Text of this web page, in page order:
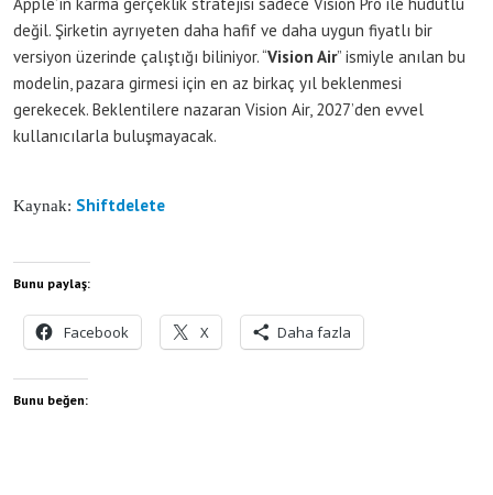
değil. Şirketin ayrıyeten daha hafif ve daha uygun fiyatlı bir
versiyon üzerinde çalıştığı biliniyor. “Vision Air” ismiyle anılan bu
modelin, pazara girmesi için en az birkaç yıl beklenmesi
gerekecek. Beklentilere nazaran Vision Air, 2027’den evvel
kullanıcılarla buluşmayacak.
Kaynak: Shiftdelete
Bunu paylaş:
Facebook X Daha fazla
Bunu beğen: